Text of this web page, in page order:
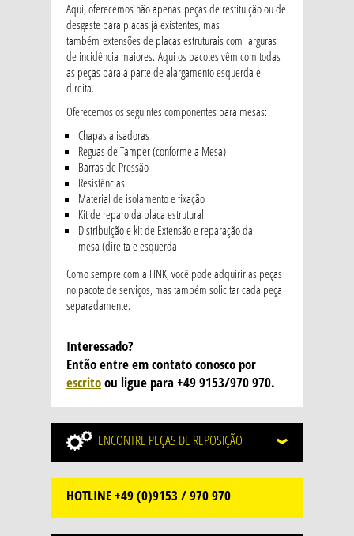
Aqui, oferecemos não apenas peças de restituição ou de
desgaste para placas já existentes, mas
também extensões de placas estruturais com larguras
de incidência maiores. Aqui os pacotes vêm com todas
as peças para a parte de alargamento esquerda e
direita.
Oferecemos os seguintes componentes para mesas:
Chapas alisadoras
Reguas de Tamper (conforme a Mesa)
Barras de Pressão
Resistências
Material de isolamento e fixação
Kit de reparo da placa estrutural
Distribuição e kit de Extensão e reparação da
mesa (direita e esquerda
Como sempre com a FINK, você pode adquirir as peças
no pacote de serviços, mas também solicitar cada peça
separadamente.
Interessado?
Então entre em contato conosco por
escritoou ligue para +49 9153/970 970.
ENCONTRE PEÇAS DE REPOSIÇÃO
HOTLINE+49 (0)9153 / 970 970